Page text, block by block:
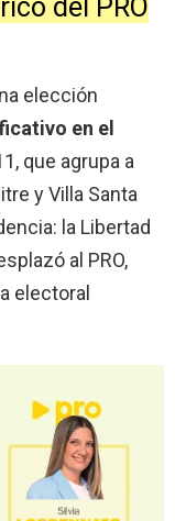
del PRO
elección
en el
que agrupa a
y Villa Santa
la Libertad
al PRO,
electoral